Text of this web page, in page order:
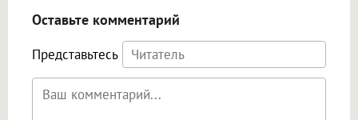
Оставьте комментарий
Представьтесь